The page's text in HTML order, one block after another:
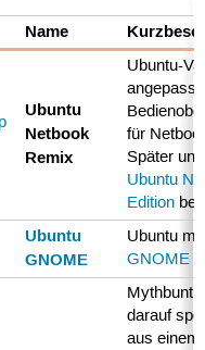
Name
Ubuntu
Netbook
Remix
Ubuntu-
für
Später
Ubuntu
Edition
Ubuntu
GNOME
Ubuntu
GNOME
darauf
aus